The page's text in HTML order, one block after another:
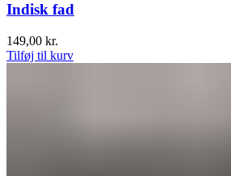
Indisk fad
149,00 kr.
Tilføj til kurv